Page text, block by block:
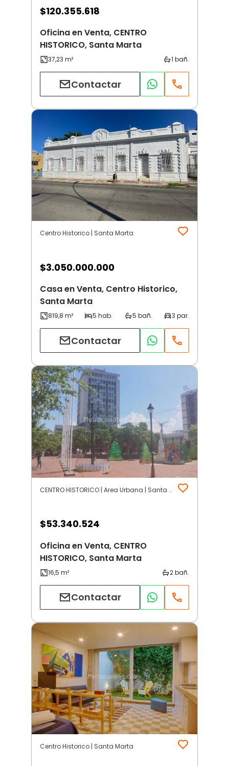
$120.355.618
Oficina en Venta, CENTRO
HISTORICO, Santa Marta
Contactar
Centro Historico | Santa Marta
$3.050.000.000
Casa en Venta, Centro Historico,
Santa Marta
Contactar
CENTRO HISTORICO | Area Urbana | Santa Marta
$53.340.524
Oficina en Venta, CENTRO
HISTORICO, Santa Marta
Contactar
Centro Historico | Santa Marta